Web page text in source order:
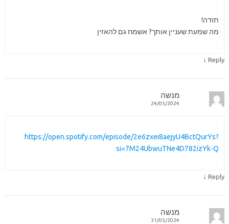
תודה!
מה שמעת שעניין אותך? אשמח גם להאזין
Reply
↓
מנשה
24/05/2024
https://open.spotify.com/episode/2e6zxei8aejyU4BctQurYs?
si=7M24UbwuTNe4D782izYk-Q
Reply
↓
מנשה
31/05/2024